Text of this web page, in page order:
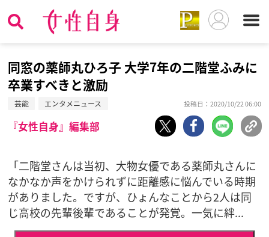
同窓の薬師丸ひろ子 大学7年の二階堂ふみに
卒業すべきと激励
芸能 エンタメニュース 投稿日：2020/10/22 06:00
『女性自身』編集部
「二階堂さんは当初、大物女優である薬師丸さんに
なかなか声をかけられずに距離感に悩んでいる時期
がありました。ですが、ひょんなことから2人は同
じ高校の先輩後輩であることが発覚。一気に絆...